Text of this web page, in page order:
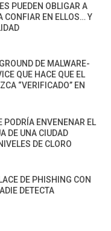
PUEDEN OBLIGAR A
CONFIAR EN ELLOS… Y
DE MALWARE-
QUE HACE QUE EL
“VERIFICADO” EN
PODRÍA ENVENENAR EL
DE UNA CIUDAD
DE CLORO
DE PHISHING CON
DETECTA